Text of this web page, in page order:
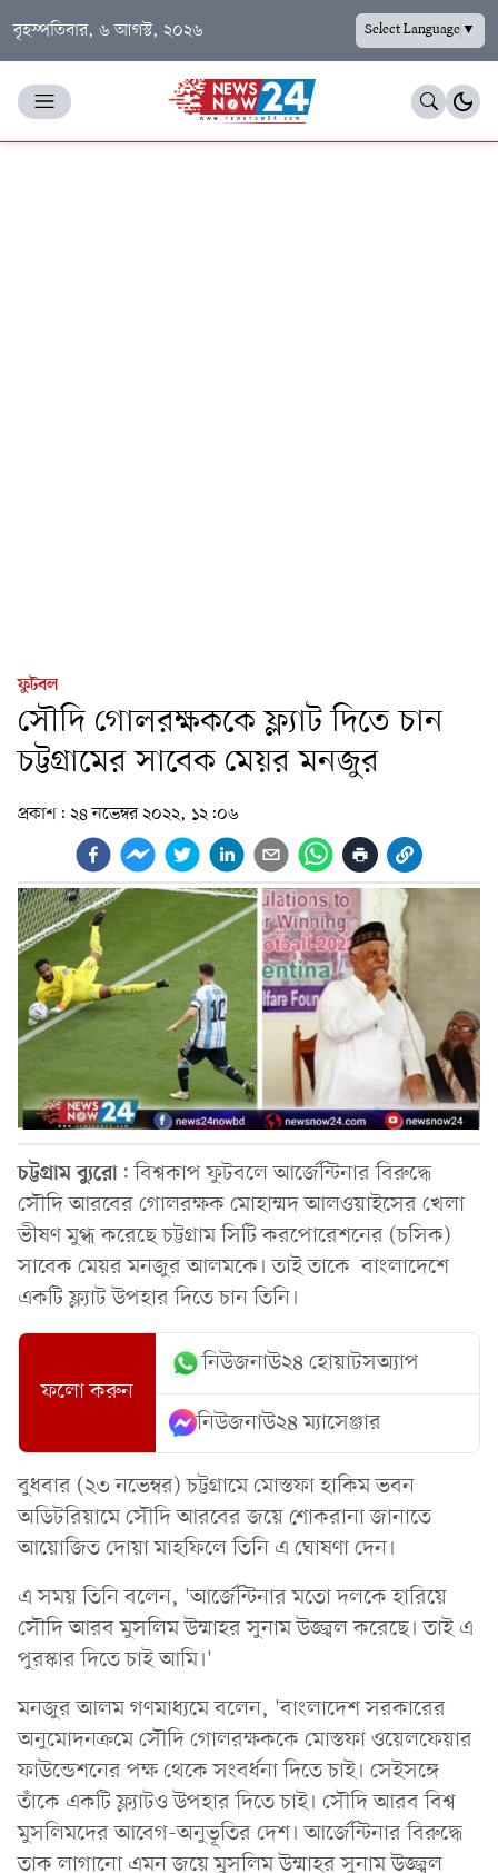
বৃহস্পতিবার, ৬ আগস্ট, ২০২৬ Select Language▼
ফুটবল
সৌদি গোলরক্ষককে ফ্ল্যাট দিতে চান
চট্টগ্রামের সাবেক মেয়র মনজুর
প্রকাশ: ২৪ নভেম্বর ২০২২, ১২:০৬
চট্টগ্রামব্যুরো : বিশ্বকাপ ফুটবলে আর্জেন্টিনার বিরুদ্ধে
সৌদি আরবের গোলরক্ষক মোহাম্মদ আলওয়াইসের খেলা
ভীষণ মুগ্ধ করেছে চট্টগ্রাম সিটি করপোরেশনের (চসিক)
সাবেক মেয়র মনজুর আলমকে। তাই তাকে বাংলাদেশে
একটি ফ্ল্যাট উপহার দিতে চান তিনি।
ফলো করুন
নিউজনাউ২৪ হোয়াটসঅ্যাপ
নিউজনাউ২৪ ম্যাসেঞ্জার
বুধবার (২৩ নভেম্বর) চট্টগ্রামে মোস্তফা হাকিম ভবন
অডিটরিয়ামে সৌদি আরবের জয়ে শোকরানা জানাতে
আয়োজিত দোয়া মাহফিলে তিনি এ ঘোষণা দেন।
এ সময় তিনি বলেন, 'আর্জেন্টিনার মতো দলকে হারিয়ে
সৌদি আরব মুসলিম উম্মাহর সুনাম উজ্জ্বল করেছে। তাই এ
পুরস্কার দিতে চাই আমি।'
মনজুর আলম গণমাধ্যমে বলেন, 'বাংলাদেশ সরকারের
অনুমোদনক্রমে সৌদি গোলরক্ষককে মোস্তফা ওয়েলফেয়ার
ফাউন্ডেশনের পক্ষ থেকে সংবর্ধনা দিতে চাই। সেইসঙ্গে
তাঁকে একটি ফ্ল্যাটও উপহার দিতে চাই। সৌদি আরব বিশ্ব
মুসলিমদের আবেগ-অনুভূতির দেশ। আর্জেন্টিনার বিরুদ্ধে
তাক লাগানো এমন জয়ে মুসলিম উম্মাহর সুনাম উজ্জ্বল